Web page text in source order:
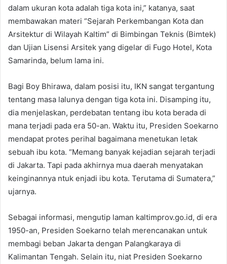
dalam ukuran kota adalah tiga kota ini,” katanya, saat
membawakan materi “Sejarah Perkembangan Kota dan
Arsitektur di Wilayah Kaltim” di Bimbingan Teknis (Bimtek)
dan Ujian Lisensi Arsitek yang digelar di Fugo Hotel, Kota
Samarinda, belum lama ini.
Bagi Boy Bhirawa, dalam posisi itu, IKN sangat tergantung
tentang masa lalunya dengan tiga kota ini. Disamping itu,
dia menjelaskan, perdebatan tentang ibu kota berada di
mana terjadi pada era 50-an. Waktu itu, Presiden Soekarno
mendapat protes perihal bagaimana menetukan letak
sebuah ibu kota. “Memang banyak kejadian sejarah terjadi
di Jakarta. Tapi pada akhirnya mua daerah menyatakan
keinginannya ntuk enjadi ibu kota. Terutama di Sumatera,”
ujarnya.
Sebagai informasi, mengutip laman kaltimprov.go.id, di era
1950-an, Presiden Soekarno telah merencanakan untuk
membagi beban Jakarta dengan Palangkaraya di
Kalimantan Tengah. Selain itu, niat Presiden Soekarno